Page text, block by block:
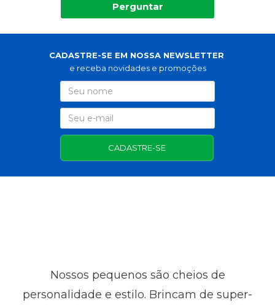
Perguntar
CADASTRE-SE EM NOSSA NEWSLETTER
e receba novidades e promoções
CADASTRE-SE
Nossos pequenos são cheios de
personalidade e estilo. Brincam de super-